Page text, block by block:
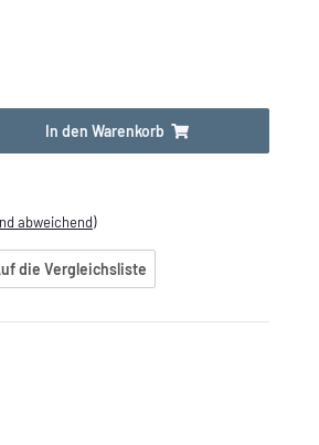
In den Warenkorb
abweichend)
die Vergleichsliste